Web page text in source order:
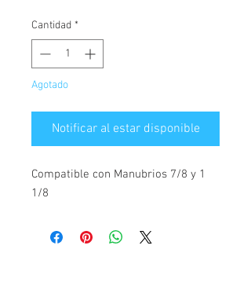
Cantidad *
Agotado
Notificar al estar disponible
Compatible con Manubrios 7/8 y 1
1/8